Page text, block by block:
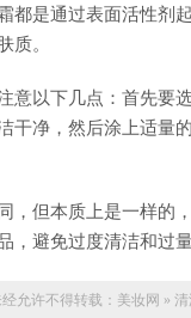
都是通过表面活性剂
质。
意以下几点：首先要
干净，然后涂上适量
，但本质上是一样的
，避免过度清洁和过量
经允许不得转载： 美妆网 »